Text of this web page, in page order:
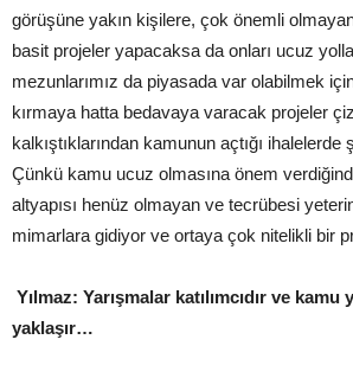
görüşüne yakın kişilere, çok önemli
basit projeler yapacaksa da onları ucuz
mezunlarımız da piyasada var olabilmek
kırmaya hatta bedavaya varacak projeler
kalkıştıklarından kamunun açtığı ihalelerde
Çünkü kamu ucuz olmasına önem
altyapısı henüz olmayan ve tecrübesi
mimarlara gidiyor ve ortaya çok nitelikli bir
Yılmaz: Yarışmalar katılımcıdır ve
yaklaşır…